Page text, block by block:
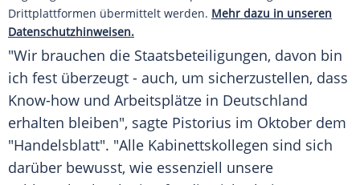
Drittplattformen übermittelt werden. Mehr dazu in unseren
Datenschutzhinweisen.
"Wir brauchen die Staatsbeteiligungen, davon bin
ich fest überzeugt - auch, um sicherzustellen, dass
Know-how und Arbeitsplätze in Deutschland
erhalten bleiben", sagte Pistorius im Oktober dem
"Handelsblatt". "Alle Kabinettskollegen sind sich
darüber bewusst, wie essenziell unsere